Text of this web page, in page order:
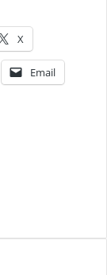
X
Email